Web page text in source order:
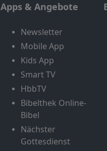
Apps & Angebote
Newsletter
Mobile App
Kids App
Smart TV
HbbTV
Bibelthek Online-
Bibel
Nächster
Gottesdienst